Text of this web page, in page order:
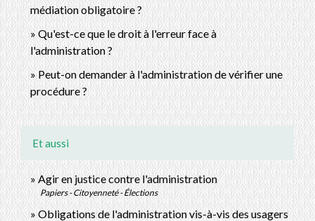
médiation obligatoire ?
Qu'est-ce que le droit à l'erreur face à
l'administration ?
Peut-on demander à l'administration de vérifier une
procédure ?
Et aussi
Agir en justice contre l'administration
Papiers - Citoyenneté - Élections
Obligations de l'administration vis-à-vis des usagers